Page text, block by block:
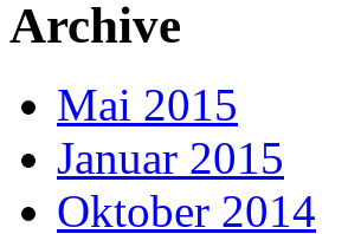
Archive
Mai 2015
Januar 2015
Oktober 2014